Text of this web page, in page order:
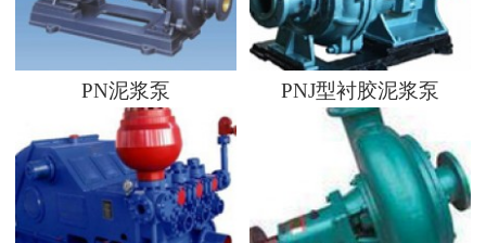
PN泥浆泵 PNJ型衬胶泥浆泵